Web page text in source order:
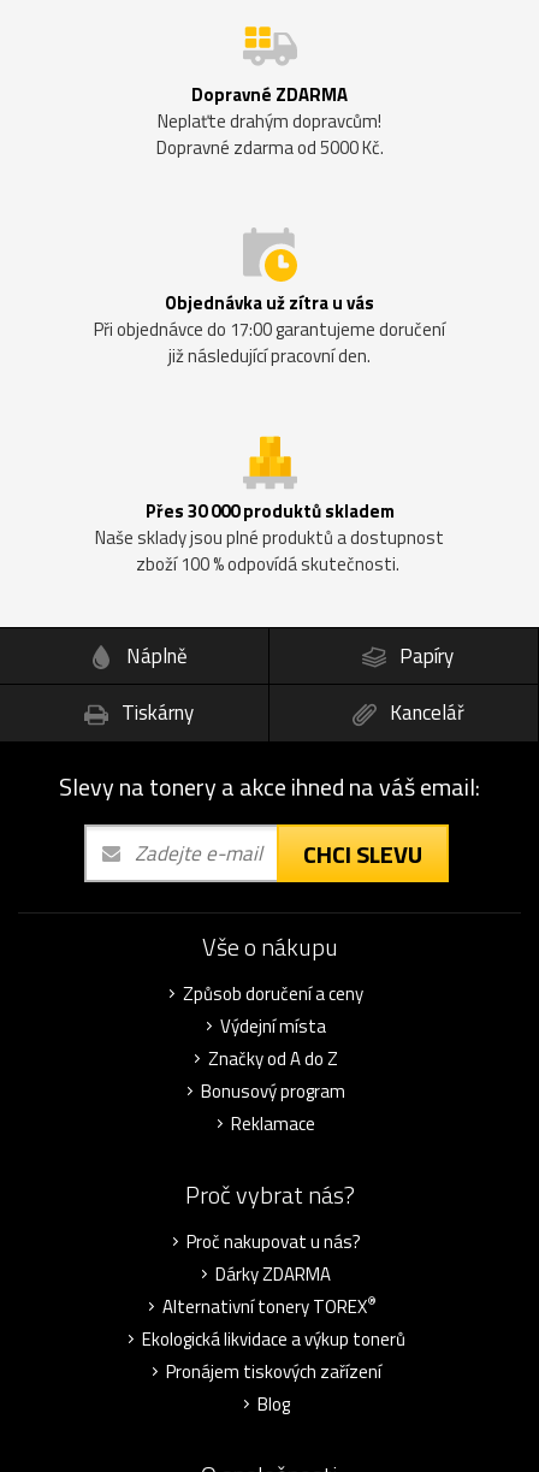
Dopravné ZDARMA
Neplaťte drahým dopravcům!
Dopravné zdarma od 5000 Kč.
Objednávka už zítra u vás
Při objednávce do 17:00 garantujeme doručení
již následující pracovní den.
Přes 30 000 produktů skladem
Naše sklady jsou plné produktů a dostupnost
zboží 100 % odpovídá skutečnosti.
Náplně
Papíry
Tiskárny
Kancelář
Slevy na tonery a akce ihned na váš email:
CHCI SLEVU
Vše o nákupu
Způsob doručení a ceny
Výdejní místa
Značky od A do Z
Bonusový program
Reklamace
Proč vybrat nás?
Proč nakupovat u nás?
Dárky ZDARMA
Alternativní tonery TOREX®
Ekologická likvidace a výkup tonerů
Pronájem tiskových zařízení
Blog